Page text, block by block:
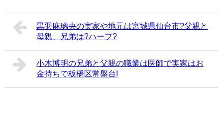
黒羽麻璃央の実家や地元は宮城県仙台市?父親と
母親、兄弟は?ハーフ?
小木博明の兄弟と父親の職業は医師で実家はお
金持ちで板橋区常盤台!